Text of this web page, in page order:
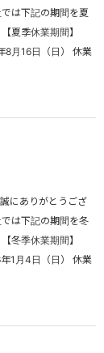
は下記の期間を夏
夏季休業期間】
8月16日（日） 休業
にありがとうござ
は下記の期間を冬
冬季休業期間】
1月4日（日） 休業